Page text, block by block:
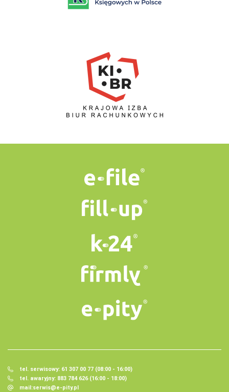
tel. serwisowy: 61 307 00 77 (08:00 - 16:00)
tel. awaryjny: 883 784 626 (16:00 - 18:00)
mail:serwis@e-pity.pl